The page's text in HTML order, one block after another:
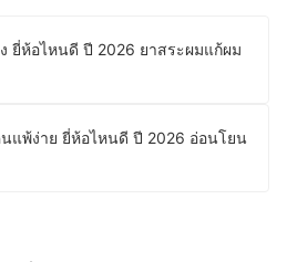
ยี่ห้อไหนดี ปี 2026 ยาสระผมแก้ผม
แพ้ง่าย ยี่ห้อไหนดี ปี 2026 อ่อนโยน